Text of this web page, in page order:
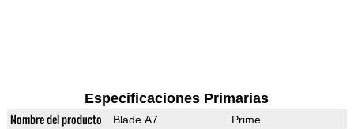
Especificaciones Primarias
Nombre del producto Blade A7 Prime